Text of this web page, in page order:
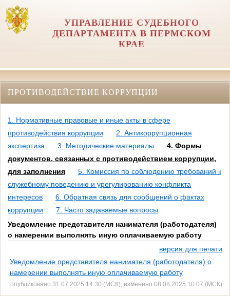
УПРАВЛЕНИЕ СУДЕБНОГО
ДЕПАРТАМЕНТА В ПЕРМСКОМ
КРАЕ
ПРОТИВОДЕЙСТВИЕ КОРРУПЦИИ
1. Нормативные правовые и иные акты в сфере
противодействия коррупции
2. Антикоррупционная
экспертиза
3. Методические материалы
4. Формы
документов, связанных с противодействием коррупции,
для заполнения
5. Комиссия по соблюдению требований к
служебному поведению и урегулированию конфликта
интересов
6. Обратная связь для сообщений о фактах
коррупции
7. Часто задаваемые вопросы
Уведомление представителя нанимателя (работодателя)
о намерении выполнять иную оплачиваемую работу
версия для печати
Уведомление представителя нанимателя (работодателя) о
намерении выполнять иную оплачиваемую работу
опубликовано 31.07.2025 14:30 (МСК), изменено 08.08.2025 10:07 (МСК)